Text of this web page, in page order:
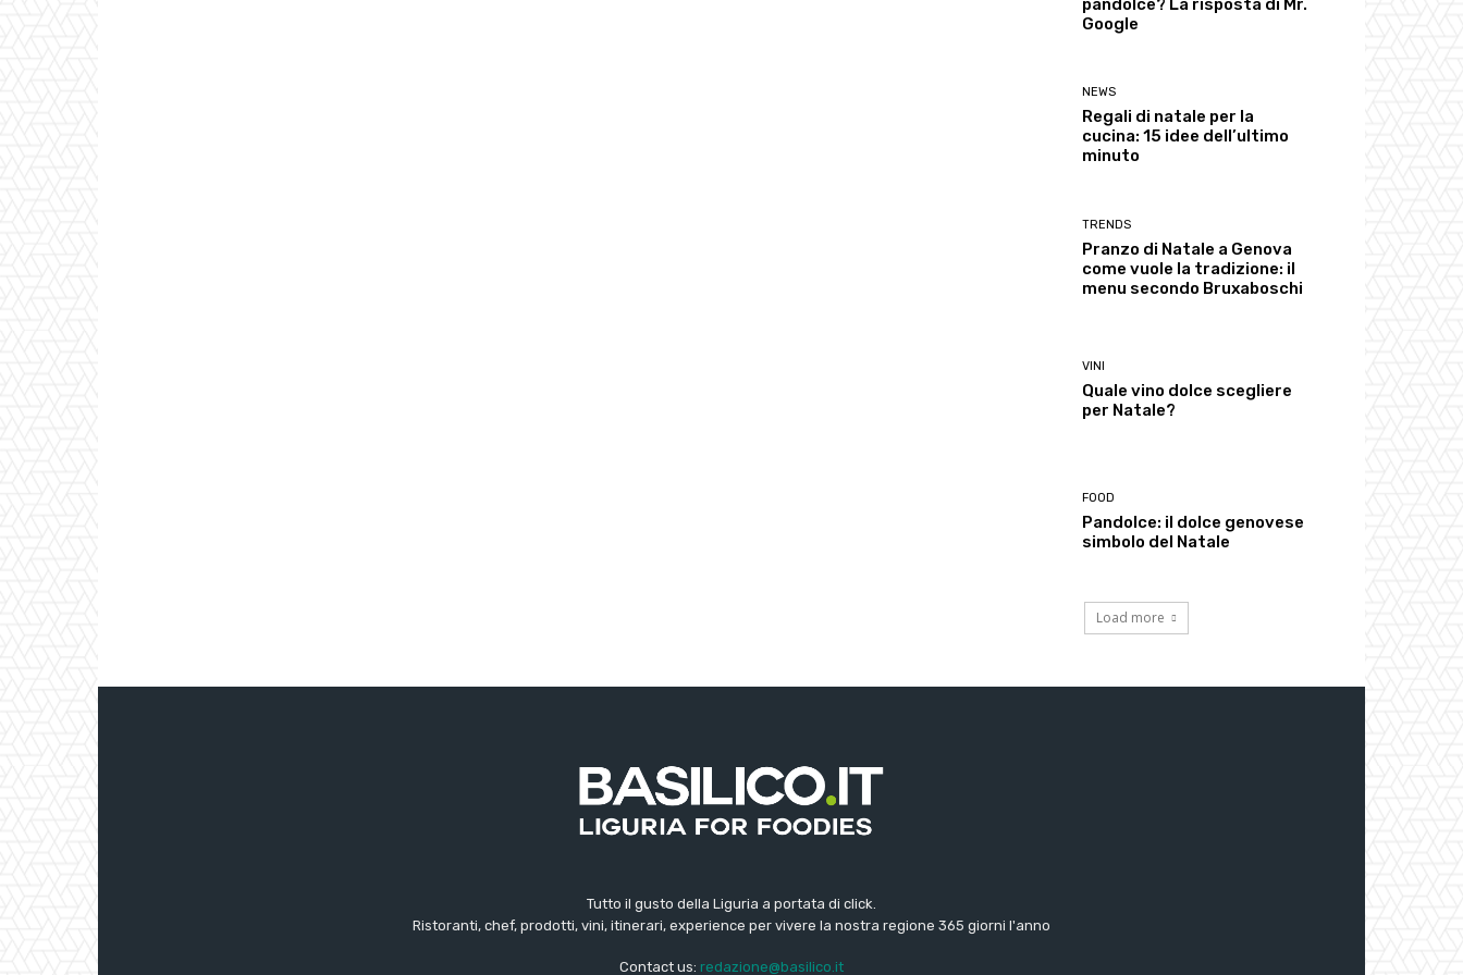
pandolce? La risposta di Mr.
Google
NEWS
Regali di natale per la
cucina: 15 idee dell’ultimo
minuto
TRENDS
Pranzo di Natale a Genova
come vuole la tradizione: il
menu secondo Bruxaboschi
VINI
Quale vino dolce scegliere
per Natale?
FOOD
Pandolce: il dolce genovese
simbolo del Natale
Load more
Tutto il gusto della Liguria a portata di click.
Ristoranti, chef, prodotti, vini, itinerari, experience per vivere la nostra regione 365 giorni l'anno
Contact us: redazione@basilico.it